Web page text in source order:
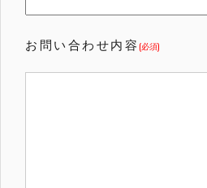
お問い合わせ内容 (必須)